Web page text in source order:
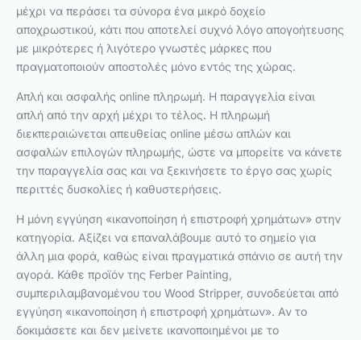
μέχρι να περάσει τα σύνορα ένα μικρό δοχείο
αποχρωστικού, κάτι που αποτελεί συχνό λόγο απογοήτευσης
με μικρότερες ή λιγότερο γνωστές μάρκες που
πραγματοποιούν αποστολές μόνο εντός της χώρας.
Απλή και ασφαλής online πληρωμή. Η παραγγελία είναι
απλή από την αρχή μέχρι το τέλος. Η πληρωμή
διεκπεραιώνεται απευθείας online μέσω απλών και
ασφαλών επιλογών πληρωμής, ώστε να μπορείτε να κάνετε
την παραγγελία σας και να ξεκινήσετε το έργο σας χωρίς
περιττές δυσκολίες ή καθυστερήσεις.
Η μόνη εγγύηση «ικανοποίηση ή επιστροφή χρημάτων» στην
κατηγορία. Αξίζει να επαναλάβουμε αυτό το σημείο για
άλλη μια φορά, καθώς είναι πραγματικά σπάνιο σε αυτή την
αγορά. Κάθε προϊόν της Ferber Painting,
συμπεριλαμβανομένου του Wood Stripper, συνοδεύεται από
εγγύηση «ικανοποίηση ή επιστροφή χρημάτων». Αν το
δοκιμάσετε και δεν μείνετε ικανοποιημένοι με το